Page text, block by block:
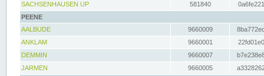
SACHSENHAUSEN UP
581840
PEENE
AALBUDE
9660009
ANKLAM
9660001
DEMMIN
9660007
JARMEN
9660005